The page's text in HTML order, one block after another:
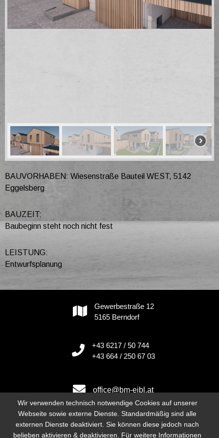
BAUVORHABEN: Wiesenstraße Bauteil WEST, 5142
Eggelsberg
BAUZEIT:
Baubeginn steht noch nicht fest
LEISTUNG:
Entwurfsplanung
Gewerbestraße 12
5165 Berndorf
+43 6217 / 50 744
+43 664 / 250 67 03
office@bm-eibl.at
Instagram
Wir verwenden technisch notwendige Cookies auf unserer
Webseite sowie externe Dienste. Standardmäßig sind alle
externen Dienste deaktiviert. Sie können diese jedoch nach
belieben aktivieren & deaktivieren. Für weitere Informationen